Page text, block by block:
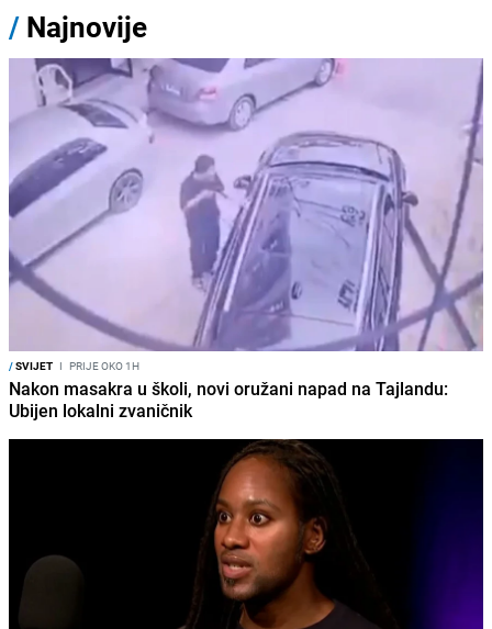
/ Najnovije
/SVIJET I PRIJE OKO 1H
Nakon masakra u školi, novi oružani napad na Tajlandu:
Ubijen lokalni zvaničnik